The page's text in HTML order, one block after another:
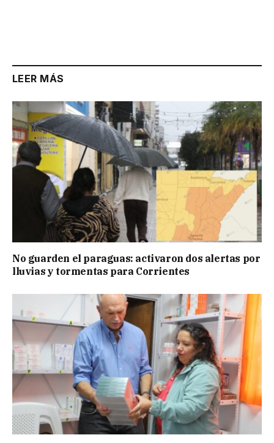
LEER MÁS
No guarden el paraguas: activaron dos alertas por
lluvias y tormentas para Corrientes